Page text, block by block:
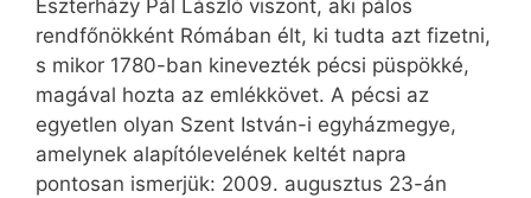
Eszterházy Pál László viszont, aki pálos
rendfőnökként Rómában élt, ki tudta azt fizetni,
s mikor 1780-ban kinevezték pécsi püspökké,
magával hozta az emlékkövet. A pécsi az
egyetlen olyan Szent István-i egyházmegye,
amelynek alapítólevelének keltét napra
pontosan ismerjük: 2009. augusztus 23-án